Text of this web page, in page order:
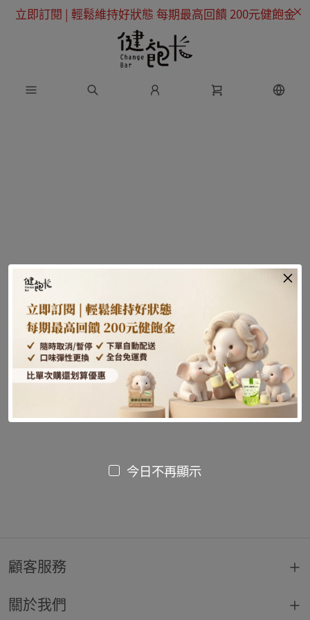
立即訂閱 | 輕鬆維持好狀態 每期最高回饋 200元健飽金
尚未發布文章或內容
顧客服務
關於我們
今日不再顯示